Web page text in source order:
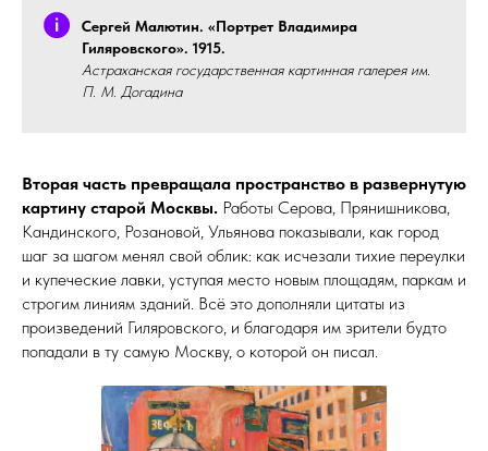
Сергей Малютин. «Портрет Владимира
Гиляровского». 1915.
Астраханская государственная картинная галерея им.
П. М. Догадина
Вторая часть превращала пространство в развернутую
картину старой Москвы. Работы Серова, Прянишникова,
Кандинского, Розановой, Ульянова показывали, как город
шаг за шагом менял свой облик: как исчезали тихие переулки
и купеческие лавки, уступая место новым площадям, паркам и
строгим линиям зданий. Всё это дополняли цитаты из
произведений Гиляровского, и благодаря им зрители будто
попадали в ту самую Москву, о которой он писал.